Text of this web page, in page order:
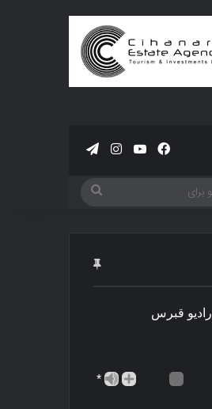
فیسبوکیوتیوباینستاگرام
رادیو قبرس
*